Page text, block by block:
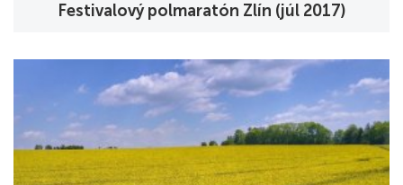
Festivalový polmaratón Zlín (júl 2017)